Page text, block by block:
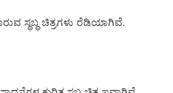
ಸ್ಥಬ್ಧ ಚಿತ್ರಗಳು ರೆಡಿಯಾಗಿವೆ.